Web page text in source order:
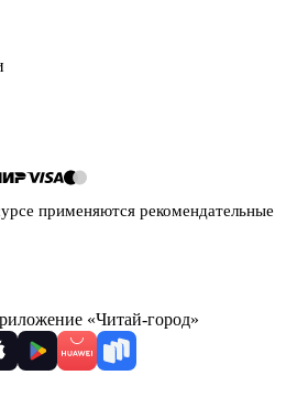
применяются рекомендательные
«Читай-город»